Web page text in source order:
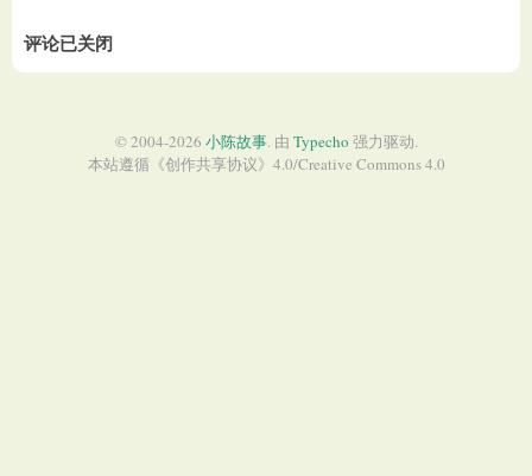
评论已关闭
© 2004-2026 小陈故事. 由 Typecho 强力驱动.
本站遵循《创作共享协议》4.0/Creative Commons 4.0